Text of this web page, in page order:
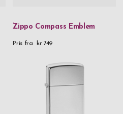
Zippo Compass Emblem
Pris fra kr 749